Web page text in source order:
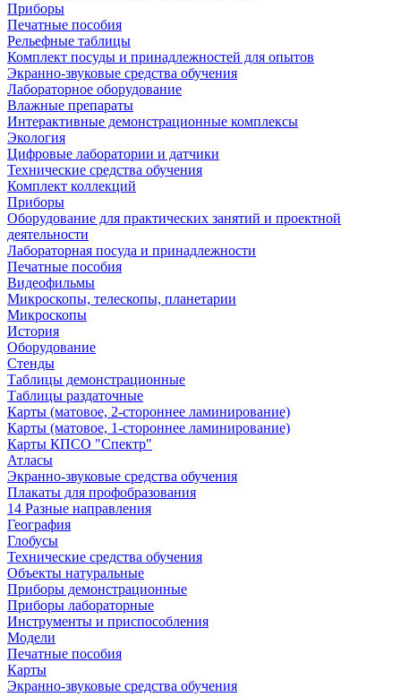
Приборы
Печатные пособия
Рельефные таблицы
Комплект посуды и принадлежностей для опытов
Экранно-звуковые средства обучения
Лабораторное оборудование
Влажные препараты
Интерактивные демонстрационные комплексы
Экология
Цифровые лаборатории и датчики
Технические средства обучения
Комплект коллекций
Приборы
Оборудование для практических занятий и проектной
деятельности
Лабораторная посуда и принадлежности
Печатные пособия
Видеофильмы
Микроскопы, телескопы, планетарии
Микроскопы
История
Оборудование
Стенды
Таблицы демонстрационные
Таблицы раздаточные
Карты (матовое, 2-стороннее ламинирование)
Карты (матовое, 1-стороннее ламинирование)
Карты КПСО "Спектр"
Атласы
Экранно-звуковые средства обучения
Плакаты для профобразования
14 Разные направления
География
Глобусы
Технические средства обучения
Объекты натуральные
Приборы демонстрационные
Приборы лабораторные
Инструменты и приспособления
Модели
Печатные пособия
Карты
Экранно-звуковые средства обучения